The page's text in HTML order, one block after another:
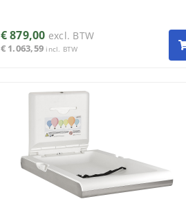
€879,00 excl. BTW
€ 1.063,59 incl. BTW